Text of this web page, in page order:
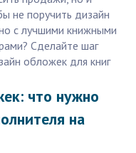
не поручить дизайн
с лучшими книжными
Сделайте шаг
обложек для книг
что нужно
на